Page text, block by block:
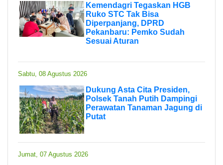
Kemendagri Tegaskan HGB
Ruko STC Tak Bisa
Diperpanjang, DPRD
Pekanbaru: Pemko Sudah
Sesuai Aturan
Sabtu, 08 Agustus 2026
Dukung Asta Cita Presiden,
Polsek Tanah Putih Dampingi
Perawatan Tanaman Jagung di
Putat
Jumat, 07 Agustus 2026